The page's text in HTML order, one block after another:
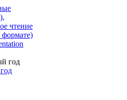
чтение
формате)